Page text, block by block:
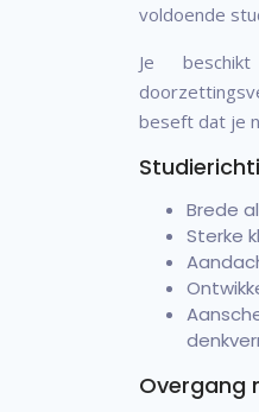
voldoende
Je
beseft dat je
Brede
Sterke
Overgang